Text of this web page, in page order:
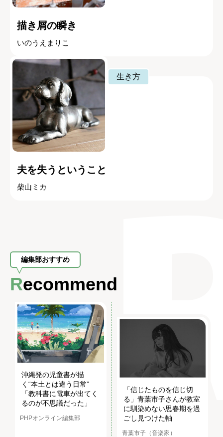
描き屑の瞬き
いのうえまりこ
生き方
夫を失うということ
柴山ミカ
編集部おすすめ
Recommend
沖縄発の児童書が描
く“本土とは違う日常”
「教科書に電車が出てく
るのが不思議だった」
PHPオンライン編集部
「信じたものを信じ切
る」青葉市子さんが教室
に馴染めない思春期を過
ごし見つけた軸
青葉市子（音楽家）